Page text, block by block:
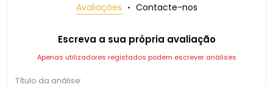
Avaliações Contacte-nos
Escreva a sua própria avaliação
Apenas utilizadores registados podem escrever análises
Título da análise: